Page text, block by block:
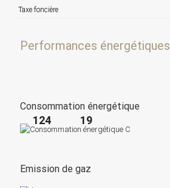
Taxe foncière
Performances énergétiques
Consommation énergétique
124 19
Emission de gaz